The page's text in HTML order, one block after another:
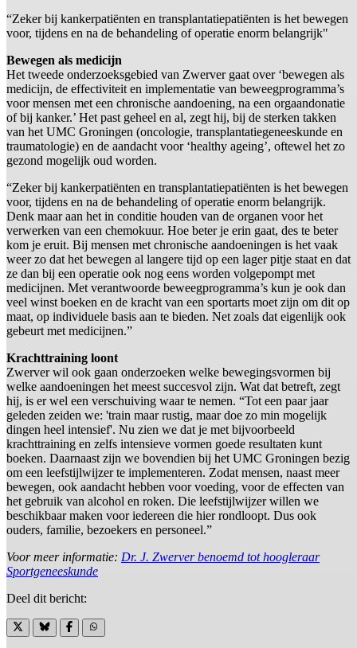
“Zeker bij kankerpatiënten en transplantatiepatiënten is het bewegen
voor, tijdens en na de behandeling of operatie enorm belangrijk"
Bewegen als medicijn
Het tweede onderzoeksgebied van Zwerver gaat over ‘bewegen als
medicijn, de effectiviteit en implementatie van beweegprogramma’s
voor mensen met een chronische aandoening, na een orgaandonatie
of bij kanker.’ Het past geheel en al, zegt hij, bij de sterken takken
van het UMC Groningen (oncologie, transplantatiegeneeskunde en
traumatologie) en de aandacht voor ‘healthy ageing’, oftewel het zo
gezond mogelijk oud worden.
“Zeker bij kankerpatiënten en transplantatiepatiënten is het bewegen
voor, tijdens en na de behandeling of operatie enorm belangrijk.
Denk maar aan het in conditie houden van de organen voor het
verwerken van een chemokuur. Hoe beter je erin gaat, des te beter
kom je eruit. Bij mensen met chronische aandoeningen is het vaak
weer zo dat het bewegen al langere tijd op een lager pitje staat en dat
ze dan bij een operatie ook nog eens worden volgepompt met
medicijnen. Met verantwoorde beweegprogramma’s kun je ook dan
veel winst boeken en de kracht van een sportarts moet zijn om dit op
maat, op individuele basis aan te bieden. Net zoals dat eigenlijk ook
gebeurt met medicijnen.”
Krachttraining loont
Zwerver wil ook gaan onderzoeken welke bewegingsvormen bij
welke aandoeningen het meest succesvol zijn. Wat dat betreft, zegt
hij, is er wel een verschuiving waar te nemen. “Tot een paar jaar
geleden zeiden we: 'train maar rustig, maar doe zo min mogelijk
dingen heel intensief'. Nu zien we dat je met bijvoorbeeld
krachttraining en zelfs intensieve vormen goede resultaten kunt
boeken. Daarnaast zijn we bovendien bij het UMC Groningen bezig
om een leefstijlwijzer te implementeren. Zodat mensen, naast meer
bewegen, ook aandacht hebben voor voeding, voor de effecten van
het gebruik van alcohol en roken. Die leefstijlwijzer willen we
beschikbaar maken voor iedereen die hier rondloopt. Dus ook
ouders, familie, bezoekers en personeel.”
Voor meer informatie: Dr. J. Zwerver benoemd tot hoogleraar
Sportgeneeskunde
Deel dit bericht: